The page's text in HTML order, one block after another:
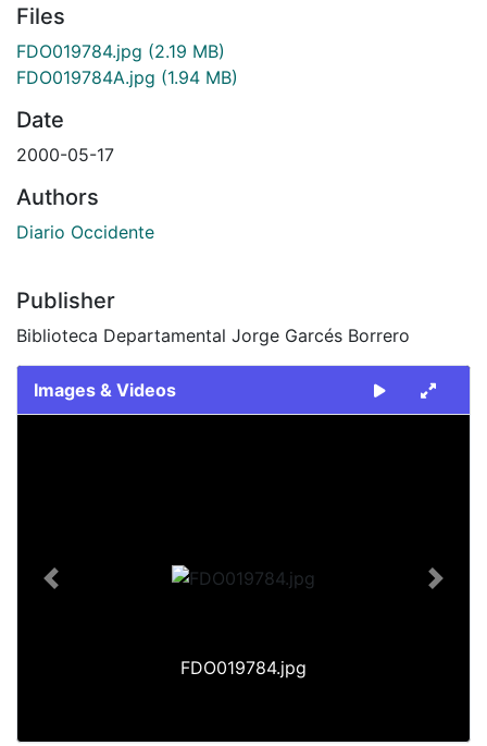
Files
FDO019784.jpg (2.19 MB)
FDO019784A.jpg (1.94 MB)
Date
2000-05-17
Authors
Diario Occidente
Publisher
Biblioteca Departamental Jorge Garcés Borrero
Images & Videos
FDO019784.jpg
Previous Next